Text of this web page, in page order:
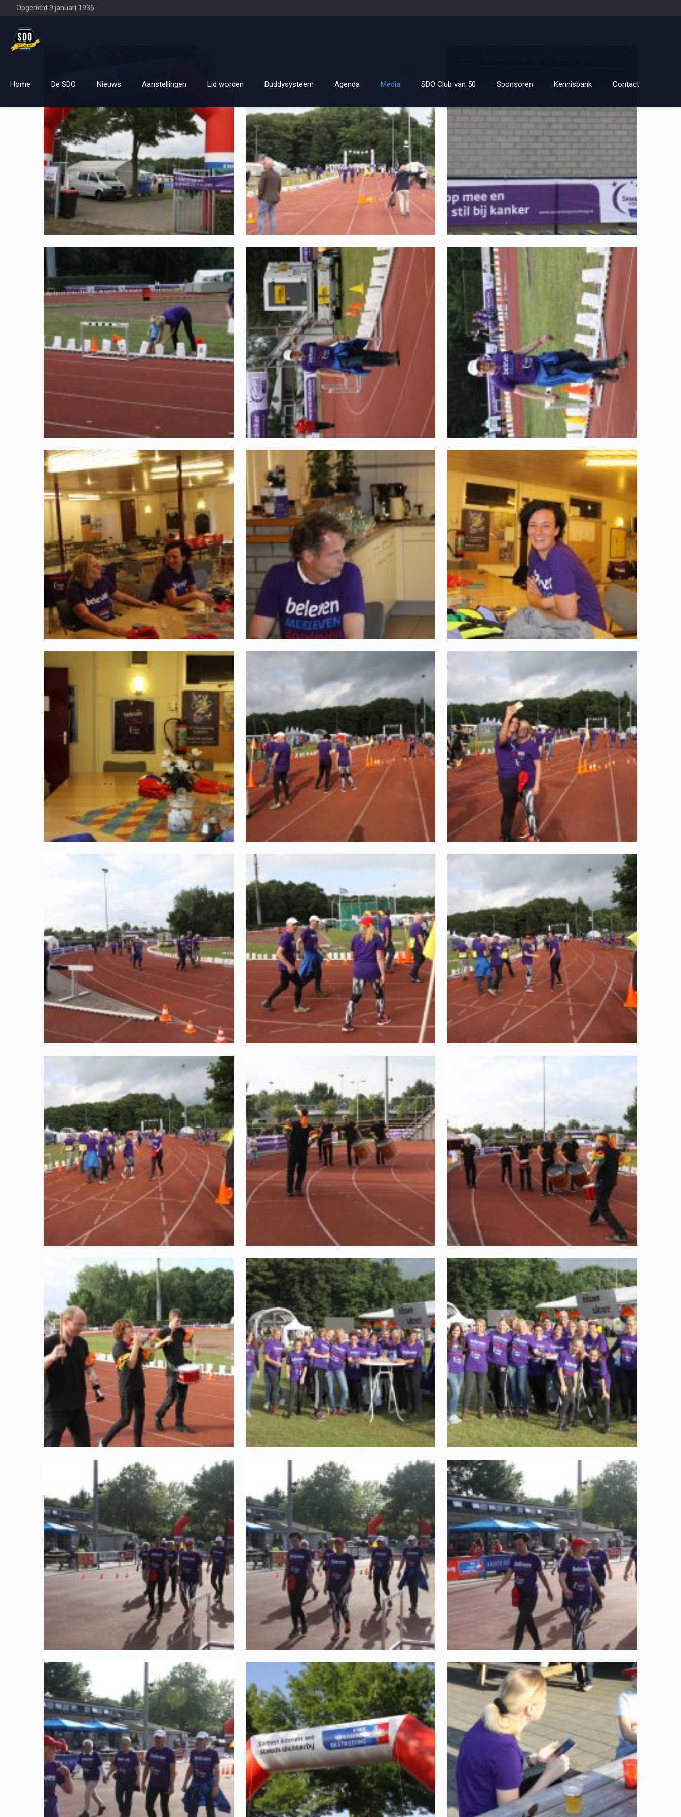
Opgericht 9 januari 1936
Home De SDO Nieuws Aanstellingen Lid worden Buddysysteem Agenda Media SDO Club van 50 Sponsoren Kennisbank Contact